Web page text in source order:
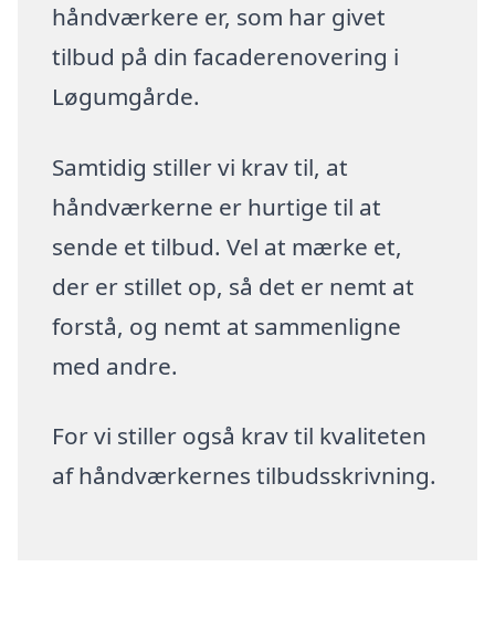
håndværkere er, som har givet
tilbud på din facaderenovering i
Løgumgårde.
Samtidig stiller vi krav til, at
håndværkerne er hurtige til at
sende et tilbud. Vel at mærke et,
der er stillet op, så det er nemt at
forstå, og nemt at sammenligne
med andre.
For vi stiller også krav til kvaliteten
af håndværkernes tilbudsskrivning.